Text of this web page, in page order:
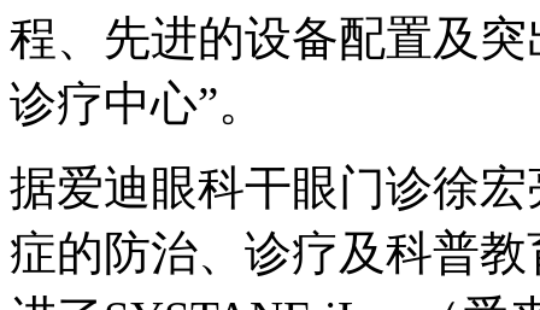
程、先进的设备配置及
诊疗中心”。
据爱迪眼科干眼门诊徐
症的防治、诊疗及科普